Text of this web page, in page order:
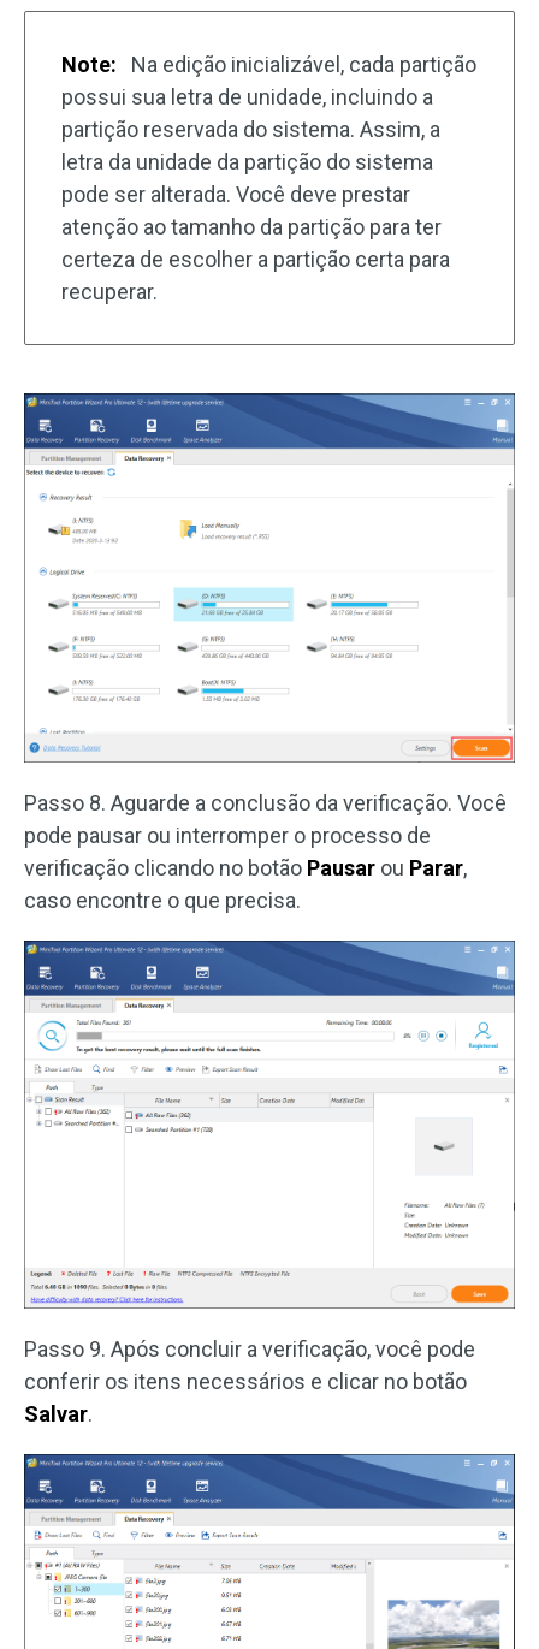
Note:
Na edição inicializável, cada partição
possui sua letra de unidade, incluindo a
partição reservada do sistema. Assim, a
letra da unidade da partição do sistema
pode ser alterada. Você deve prestar
atenção ao tamanho da partição para ter
certeza de escolher a partição certa para
recuperar.
Passo 8. Aguarde a conclusão da verificação. Você
pode pausar ou interromper o processo de
verificação clicando no botão Pausar ou Parar,
caso encontre o que precisa.
Passo 9. Após concluir a verificação, você pode
conferir os itens necessários e clicar no botão
Salvar.